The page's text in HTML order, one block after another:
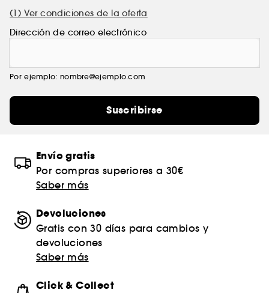
(1) Ver condiciones de la oferta
Dirección de correo electrónico
Por ejemplo: nombre@ejemplo.com
Suscribirse
Envío gratis
Por compras superiores a 30€
Saber más
Devoluciones
Gratis con 30 días para cambios y
devoluciones
Saber más
Click & Collect